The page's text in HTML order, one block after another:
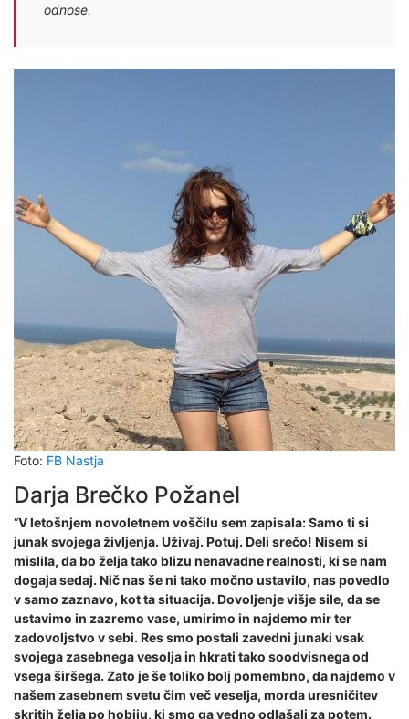
odnose.
Foto: FB Nastja
Darja Brečko Požanel
“V letošnjem novoletnem voščilu sem zapisala: Samo ti si
junak svojega življenja. Uživaj. Potuj. Deli srečo! Nisem si
mislila, da bo želja tako blizu nenavadne realnosti, ki se nam
dogaja sedaj. Nič nas še ni tako močno ustavilo, nas povedlo
v samo zaznavo, kot ta situacija. Dovoljenje višje sile, da se
ustavimo in zazremo vase, umirimo in najdemo mir ter
zadovoljstvo v sebi. Res smo postali zavedni junaki vsak
svojega zasebnega vesolja in hkrati tako soodvisnega od
vsega širšega. Zato je še toliko bolj pomembno, da najdemo v
našem zasebnem svetu čim več veselja, morda uresničitev
skritih želja po hobiju, ki smo ga vedno odlašali za potem.